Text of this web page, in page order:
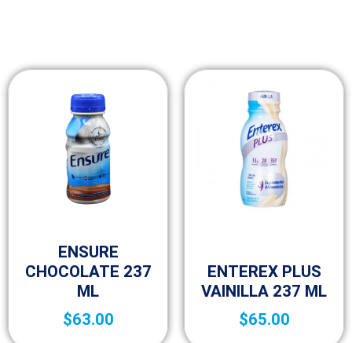
ENSURE
CHOCOLATE 237
ML
$63.00
ENTEREX PLUS
VAINILLA 237 ML
$65.00